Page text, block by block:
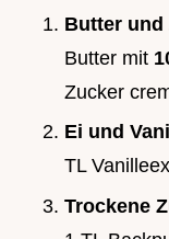
Butter und
Butter mit
Zucker
Ei und
TL
Trockene